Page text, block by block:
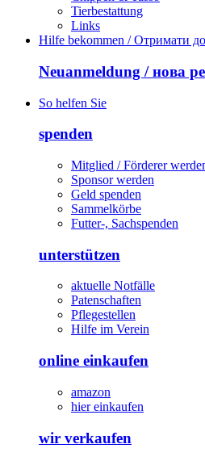
Tierbestattung
Links
Hilfe bekommen / Отримати
Neuanmeldung / нова
So helfen Sie
spenden
Mitglied / Förderer
Sponsor werden
Geld spenden
Sammelkörbe
Futter-, Sachspenden
unterstützen
aktuelle Notfälle
Patenschaften
Pflegestellen
Hilfe im Verein
online einkaufen
amazon
hier einkaufen
wir verkaufen